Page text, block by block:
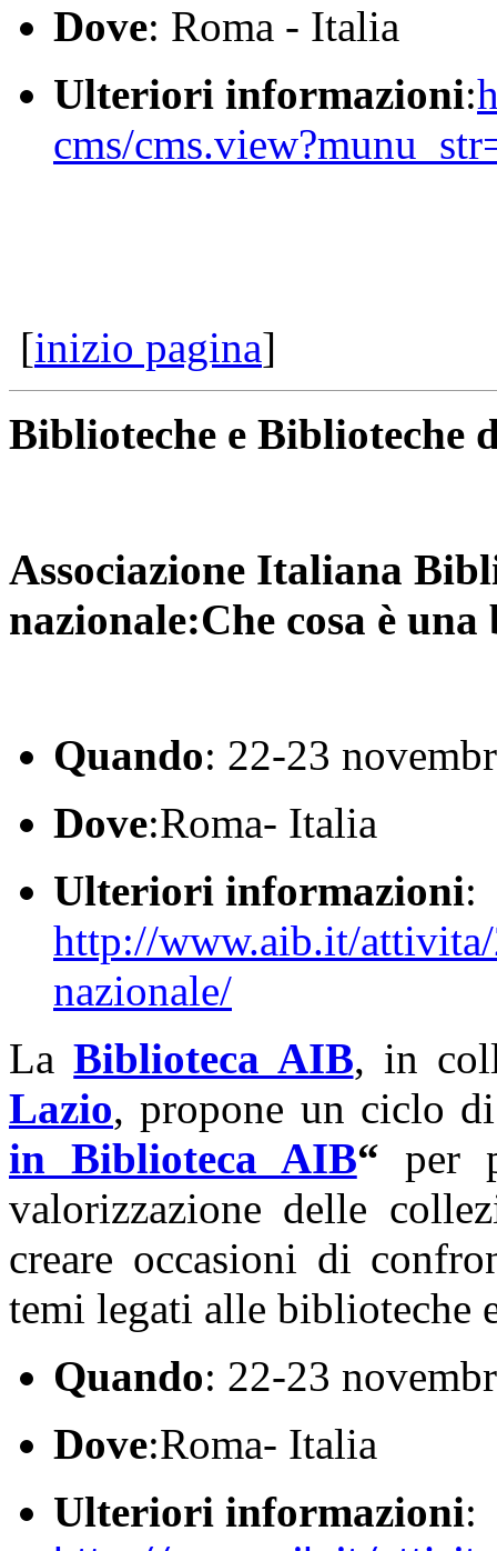
Dove: Roma - Italia
Ulteriori informazioni:
cms/
[inizio pagina]
Biblioteche e Biblioteche
Associazione Italiana
nazionale:Che cosa è
Quando: 22-23
Dove:Roma- Italia
Ulteriori informazioni:
http://www.aib.it/
nazionale/
LaBiblioteca AIB, in
Lazio, propone un ciclo
in Biblioteca AIB“ per
valorizzazione delle
creare occasioni di
temi legati alle biblioteche
Quando: 22-23
Dove:Roma- Italia
Ulteriori informazioni: